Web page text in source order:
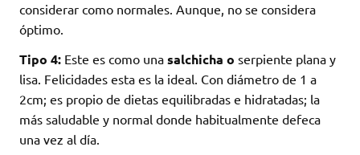
considerar como normales. Aunque, no se considera
óptimo.
Tipo 4: Este es como una salchicha o serpiente plana y
lisa. Felicidades esta es la ideal. Con diámetro de 1 a
2cm; es propio de dietas equilibradas e hidratadas; la
más saludable y normal donde habitualmente defeca
una vez al día.